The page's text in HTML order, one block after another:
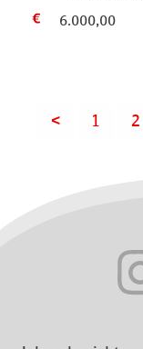
6.000,00
< 1 2